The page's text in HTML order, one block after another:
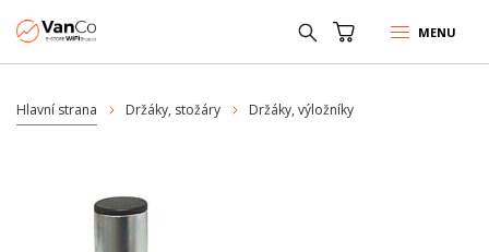
MENU
Hlavní strana Držáky, stožáry Držáky, výložníky